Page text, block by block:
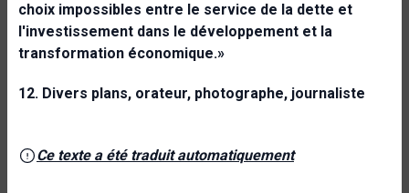
choix impossibles entre le service de la dette et
l'investissement dans le développement et la
transformation économique.»
12. Divers plans, orateur, photographe, journaliste
Ce texte a été traduit automatiquement